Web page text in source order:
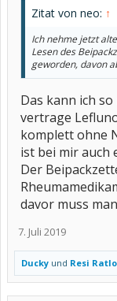
Zitat von neo: ↑
Ich nehme jetzt
Lesen des
geworden, davon
Das kann ich
vertrage
komplett ohne
ist bei mir auch
Der
davor muss
7. Juli 2019
Ducky und Resi